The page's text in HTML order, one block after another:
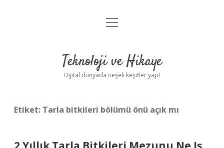
Anasayfa
Yasal Uyarı
menüyü
Teknoloji ve Hikaye
Dijital dünyada neşeli keşifler yap!
Etiket: Tarla bitkileri bölümü önü açık mı